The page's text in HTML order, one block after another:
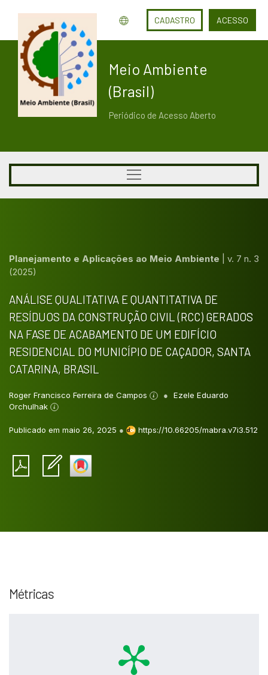
CADASTRO ACESSO
Meio Ambiente
(Brasil)
Periódico de Acesso Aberto
Planejamento e Aplicações ao Meio Ambiente
v. 7 n. 3
(2025)
ANÁLISE QUALITATIVA E QUANTITATIVA DE
RESÍDUOS DA CONSTRUÇÃO CIVIL (RCC) GERADOS
NA FASE DE ACABAMENTO DE UM EDIFÍCIO
RESIDENCIAL DO MUNICÍPIO DE CAÇADOR, SANTA
CATARINA, BRASIL
Roger Francisco Ferreira de Campos
Ezele Eduardo
Orchulhak
Publicado em maio 26, 2025 ● https://10.66205/mabra.v7i3.512
Métricas